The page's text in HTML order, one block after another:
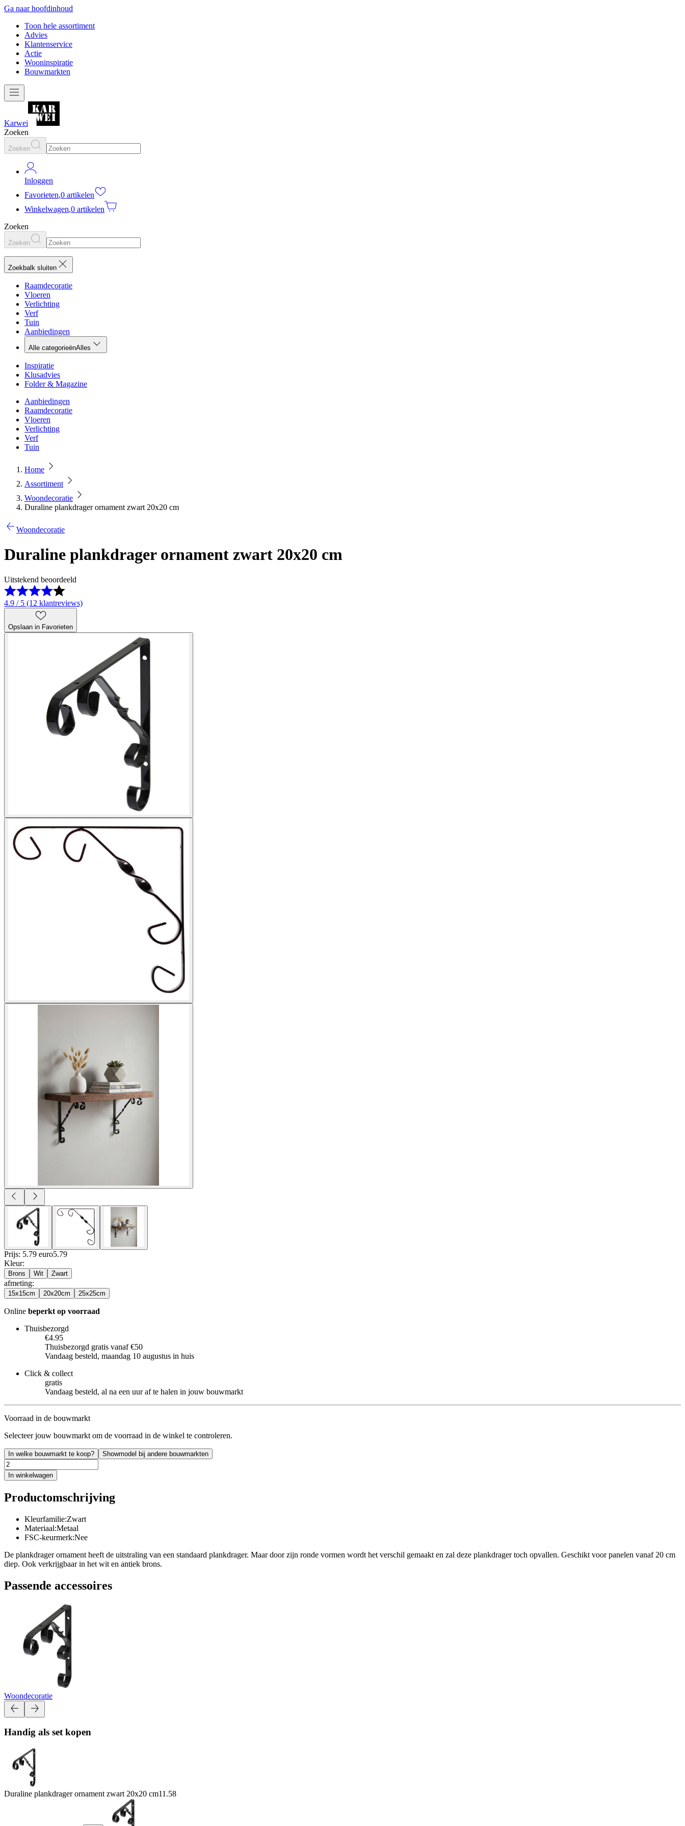
Ga naar hoofdinhoud
Toon hele assortiment
Advies
Klantenservice
Actie
Wooninspiratie
Bouwmarkten
Karwei
Zoeken
Zoeken
Inloggen
Favorieten,0 artikelen
Winkelwagen,0 artikelen
Zoeken
Zoeken
Zoekbalk sluiten
Raamdecoratie
Vloeren
Verlichting
Verf
Tuin
Aanbiedingen
Alle categorieënAlles
Inspiratie
Klusadvies
Folder & Magazine
Aanbiedingen
Raamdecoratie
Vloeren
Verlichting
Verf
Tuin
Home
Assortiment
Woondecoratie
Duraline plankdrager ornament zwart 20x20 cm
Woondecoratie
Duraline plankdrager ornament zwart 20x20 cm
Uitstekend beoordeeld
4.9 / 5 (12 klantreviews)
Opslaan in Favorieten
Prijs: 5.79 euro5.79
Kleur:
Brons Wit Zwart
afmeting:
15x15cm 20x20cm 25x25cm
Online beperkt op voorraad
Thuisbezorgd
€4.95
Thuisbezorgd gratis vanaf €50
Vandaag besteld, maandag 10 augustus in huis
Click & collect
gratis
Vandaag besteld, al na een uur af te halen in jouw bouwmarkt
Voorraad in de bouwmarkt
Selecteer jouw bouwmarkt om de voorraad in de winkel te controleren.
In welke bouwmarkt te koop? Showmodel bij andere bouwmarkten
In winkelwagen
Productomschrijving
Kleurfamilie:Zwart
Materiaal:Metaal
FSC-keurmerk:Nee
De plankdrager ornament heeft de uitstraling van een standaard plankdrager. Maar door zijn ronde vormen wordt het verschil gemaakt en zal deze plankdrager toch opvallen. Geschikt voor panelen vanaf 20 cm
diep. Ook verkrijgbaar in het wit en antiek brons.
Passende accessoires
Woondecoratie
Handig als set kopen
Duraline plankdrager ornament zwart 20x20 cm11.58